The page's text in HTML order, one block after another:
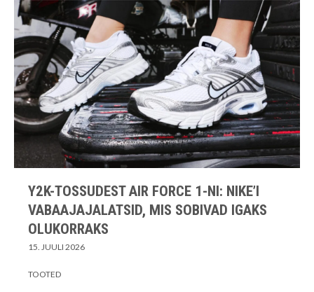
Y2K-TOSSUDEST AIR FORCE 1-NI: NIKE’I
VABAAJAJALATSID, MIS SOBIVAD IGAKS
OLUKORRAKS
15. JUULI 2026
TOOTED